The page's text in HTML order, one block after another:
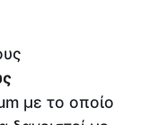
με το οποίο